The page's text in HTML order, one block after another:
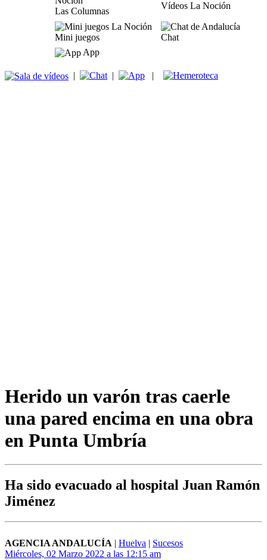
Las Columnas
Vídeos La Noción
Mini juegos
Chat
App
| | |
Herido un varón tras caerle
una pared encima en una obra
en Punta Umbría
Ha sido evacuado al hospital Juan Ramón
Jiménez
AGENCIA ANDALUCÍA | Huelva | Sucesos
Miércoles, 02 Marzo 2022 a las 12:15 am